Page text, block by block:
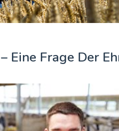
Eine Frage Der